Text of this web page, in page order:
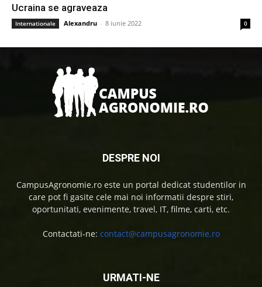
Ucraina se agraveaza
Internationale Alexandru - 8 iunie 2022 0
DESPRE NOI
CampusAgronomie.ro este un portal dedicat studentilor in
care pot fi gasite cele mai noi informatii despre stiri,
oportunitati, evenimente, travel, IT, filme, carti, etc.
Contactati-ne: contact@campusagronomie.ro
URMATI-NE